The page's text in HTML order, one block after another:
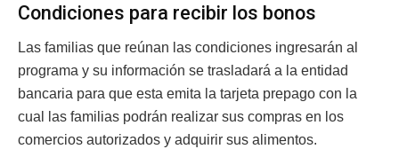
Condiciones para recibir los bonos
Las familias que reúnan las condiciones ingresarán al
programa y su información se trasladará a la entidad
bancaria para que esta emita la tarjeta prepago con la
cual las familias podrán realizar sus compras en los
comercios autorizados y adquirir sus alimentos.